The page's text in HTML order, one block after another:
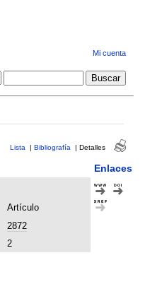
Mi cuenta
Lista | Bibliografía | Detalles
Enlaces
Artículo
2872
2